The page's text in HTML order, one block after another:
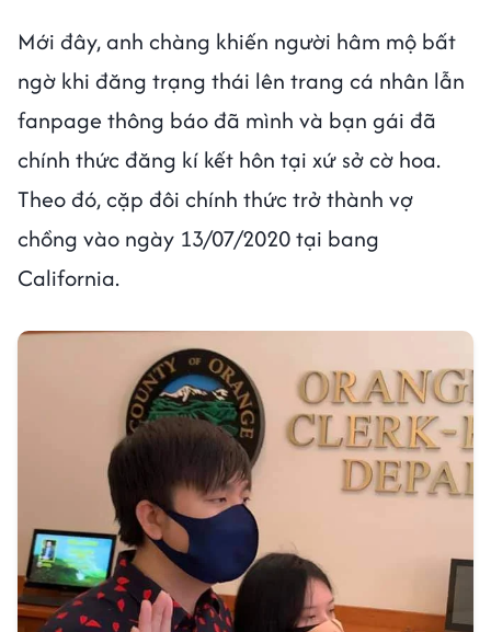
Mới đây, anh chàng khiến người hâm mộ bất
ngờ khi đăng trạng thái lên trang cá nhân lẫn
fanpage thông báo đã mình và bạn gái đã
chính thức đăng kí kết hôn tại xứ sở cờ hoa.
Theo đó, cặp đôi chính thức trở thành vợ
chồng vào ngày 13/07/2020 tại bang
California.